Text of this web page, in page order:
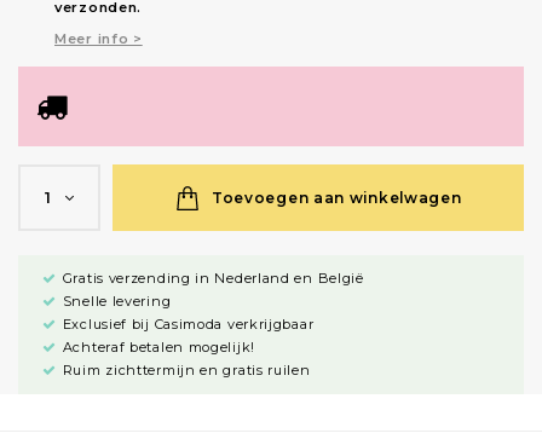
verzonden.
Meer info >
1 Toevoegen aan winkelwagen
Gratis verzending in Nederland en België
Snelle levering
Exclusief bij Casimoda verkrijgbaar
Achteraf betalen mogelijk!
Ruim zichttermijn en gratis ruilen